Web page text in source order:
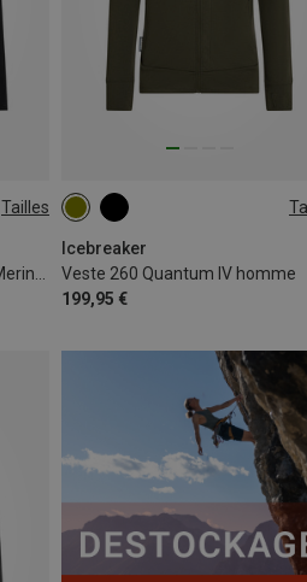
Tailles
Veste à capuche zippée 150 MerinoFine Ace homme
Icebreaker
Veste 260 Quantum IV homme
199,95 €
S M